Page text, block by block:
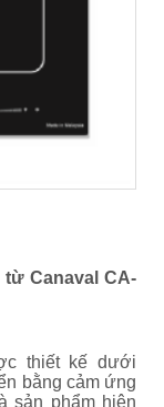
từ Canaval CA-
thiết kế dưới
bằng cảm ứng
sản phẩm hiện